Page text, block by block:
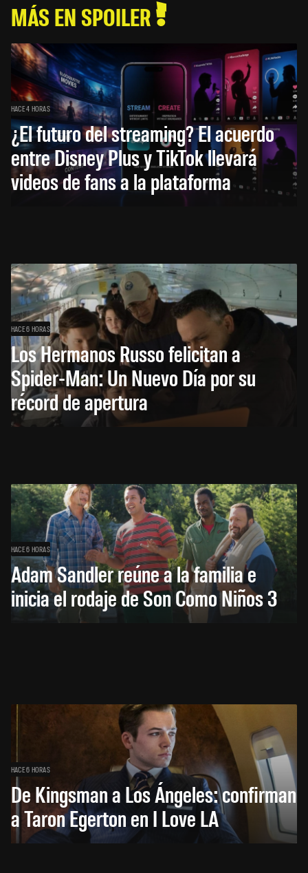
MÁS EN SPOILER
HACE 4 HORAS
¿El futuro del streaming? El acuerdo
entre Disney Plus y TikTok llevará
videos de fans a la plataforma
HACE 6 HORAS
Los Hermanos Russo felicitan a
Spider-Man: Un Nuevo Día por su
récord de apertura
HACE 6 HORAS
Adam Sandler reúne a la familia e
inicia el rodaje de Son Como Niños 3
HACE 6 HORAS
De Kingsman a Los Ángeles: confirman
a Taron Egerton en I Love LA